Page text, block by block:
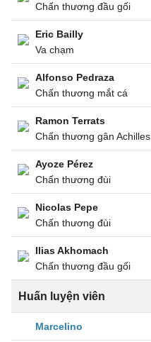
Chấn thương đầu gối
Eric Bailly
Va chạm
Alfonso Pedraza
Chấn thương mắt cá
Ramon Terrats
Chấn thương gân Achilles
Ayoze Pérez
Chấn thương đùi
Nicolas Pepe
Chấn thương đùi
Ilias Akhomach
Chấn thương đầu gối
Huấn luyện viên
Marcelino